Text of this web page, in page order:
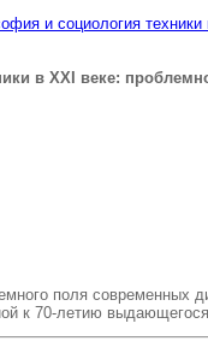
и социология
в XXI веке:
поля современных
к 70-летию